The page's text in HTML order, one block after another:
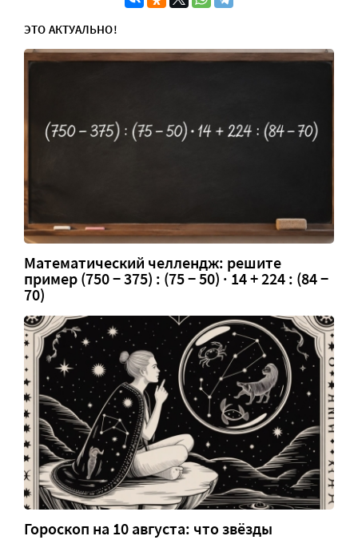
ЭТО АКТУАЛЬНО!
Математический челлендж: решите
пример (750 − 375) : (75 − 50) · 14 + 224 : (84 −
70)
Гороскоп на 10 августа: что звёзды